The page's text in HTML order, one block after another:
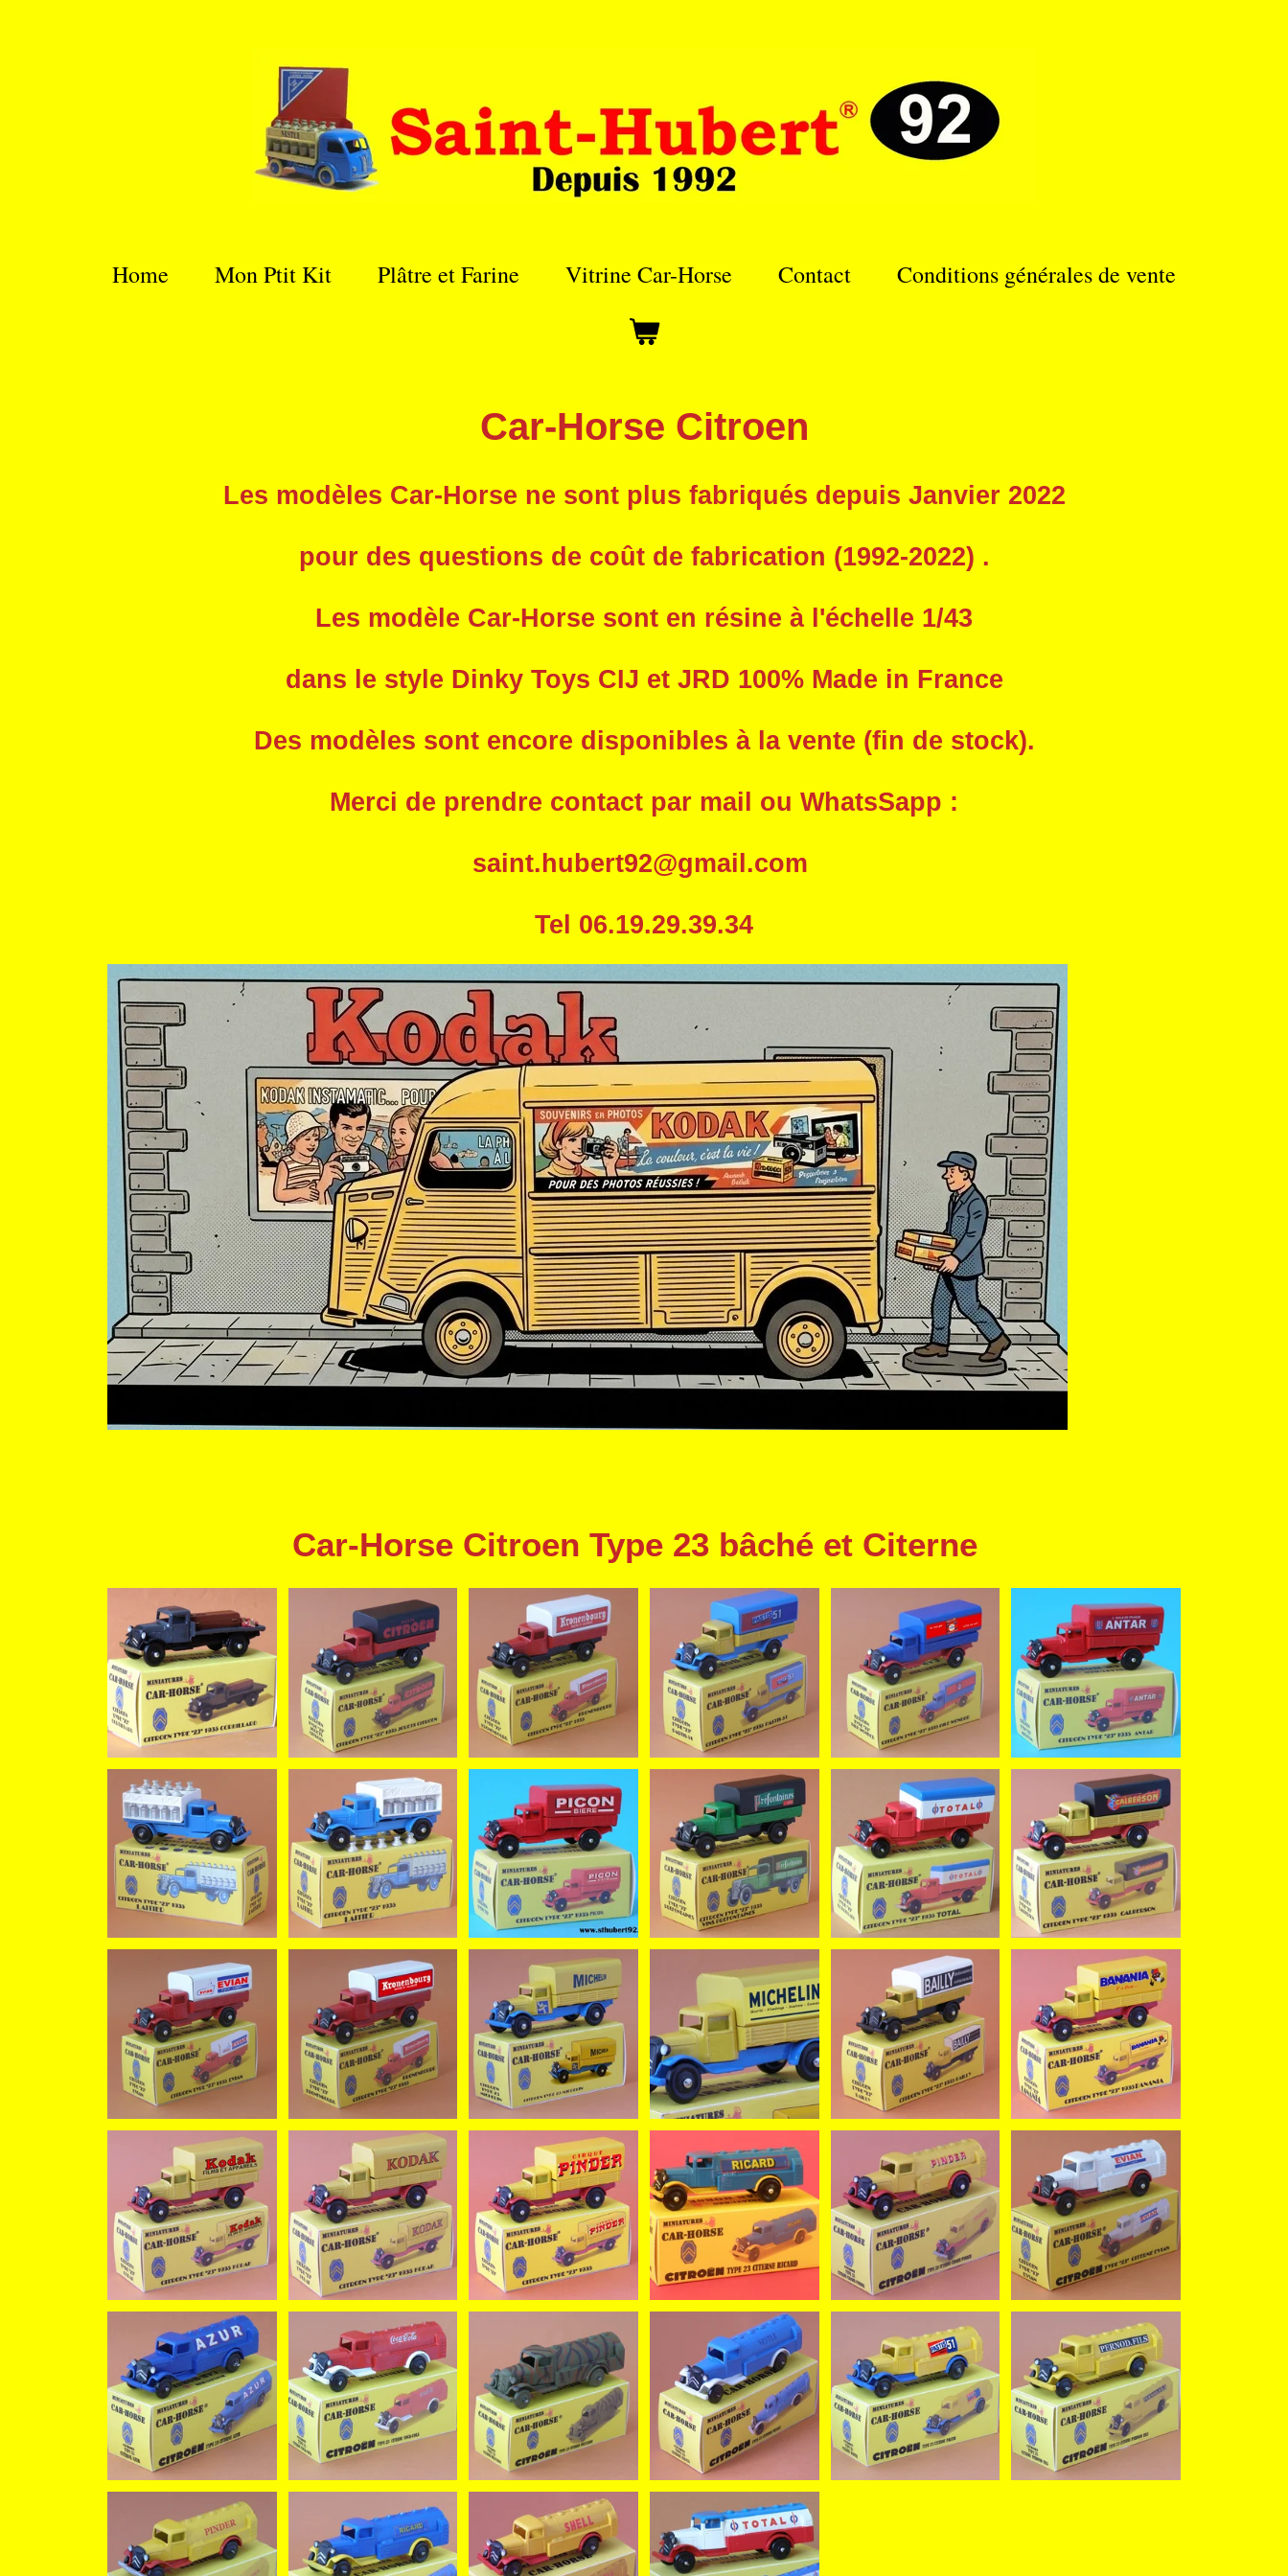
Home Mon Ptit Kit Plâtre et Farine Vitrine Car-Horse Contact Conditions générales de vente
Car-Horse Citroen
Les modèles Car-Horse ne sont plus fabriqués depuis Janvier 2022
pour des questions de coût de fabrication (1992-2022) .
Les modèle Car-Horse sont en résine à l'échelle 1/43
dans le style Dinky Toys CIJ et JRD 100% Made in France
Des modèles sont encore disponibles à la vente (fin de stock).
Merci de prendre contact par mail ou WhatsSapp :
saint.hubert92@gmail.com
Tel 06.19.29.39.34
Car-Horse Citroen Type 23 bâché et Citerne